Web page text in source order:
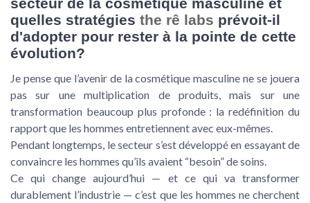
quelles stratégies the rê labs prévoit-il
d'adopter pour rester à la pointe de cette
évolution?
Je pense que l’avenir de la cosmétique masculine ne se jouera
pas sur une multiplication de produits, mais sur une
transformation beaucoup plus profonde : la redéfinition du
rapport que les hommes entretiennent avec eux-mêmes.
Pendant longtemps, le secteur s’est développé en essayant de
convaincre les hommes qu’ils avaient “besoin” de soins.
Ce qui change aujourd’hui — et ce qui va transformer
durablement l’industrie — c’est que les hommes ne cherchent